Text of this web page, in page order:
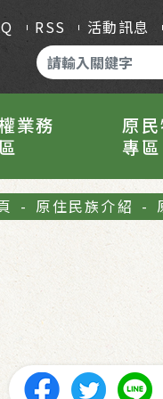
RSS 活動訊息
業務
原
專區
- 原住民族介紹 -